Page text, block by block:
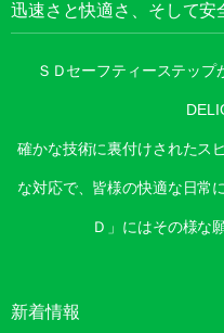
迅速さと快適さ、そして安
ＳＤセーフティーステップ
確かな技術に裏付けされたス
な対応で、皆様の快適な日常
Ｄ」にはその様な
新着情報